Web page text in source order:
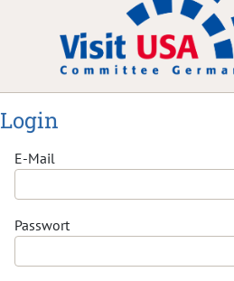
Login
E-Mail
Passwort